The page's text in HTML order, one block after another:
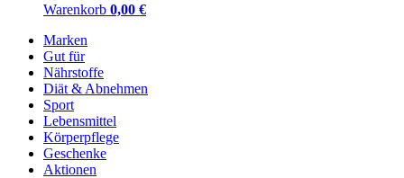
Warenkorb 0,00 €
Marken
Gut für
Nährstoffe
Diät & Abnehmen
Sport
Lebensmittel
Körperpflege
Geschenke
Aktionen